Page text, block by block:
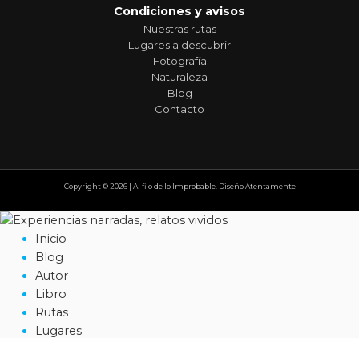
Condiciones y avisos
Nuestras rutas
Lugares a descubrir
Fotografía
Naturaleza
Blog
Contacto
Copyright © 2026 | Al filo de lo Improbable. Diseño Atentamente
Inicio
Blog
Autor
Libro
Rutas
Lugares